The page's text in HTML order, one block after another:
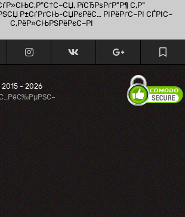
РїСЂРѕРґР°Р¶ С‚Р°
Р±СѓРґСЊ-СЏРєРёС… РІРёРґС–РІ СЃРІС–
С‚РёР»СЊРЅРёРєС–РІ
- 2026